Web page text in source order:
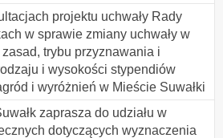
projektu uchwały Rady
w sprawie zmiany uchwały w
trybu przyznawania i
i wysokości stypendiów
i wyróżnień w Mieście Suwałki
zaprasza do udziału w
dotyczących wyznaczenia